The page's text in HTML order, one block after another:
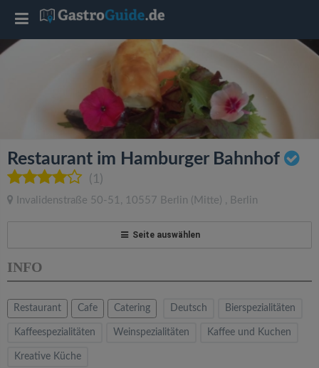
Restaurant im Hamburger Bahnhof
(1)
Invalidenstraße 50-51 , 10557 Berlin (Mitte) , Berlin
Seite auswählen
INFO
Restaurant Cafe Catering Deutsch Bierspezialitäten
Kaffeespezialitäten Weinspezialitäten Kaffee und Kuchen
Kreative Küche
T
l
e
a
v
i